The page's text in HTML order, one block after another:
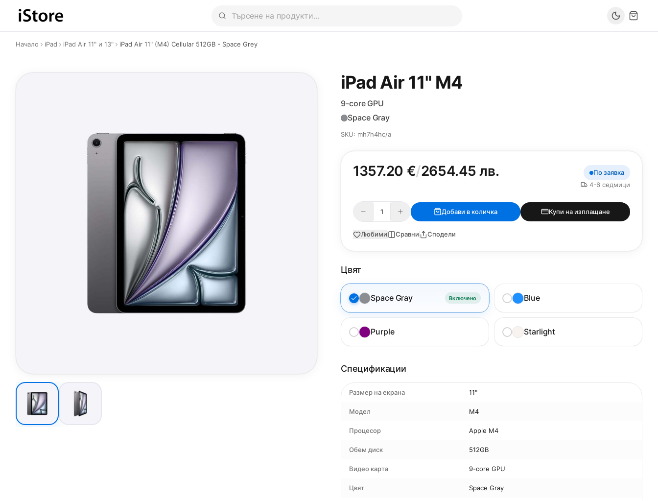
Към съдържанието
Начало iPad iPad Air 11" и 13" iPad Air 11" (M4) Cellular 512GB - Space Grey
iPad Air 11" M4
9-core GPU
Space Gray
SKU: mh7h4hc/a
1357.20 €/2654.45 лв.
По заявка
4-6 седмици
Добави в количка Купи на изплащане
Любими Сравни Сподели
Цвят
Space Gray Включено Blue
Purple Starlight
Спецификации
Размер на екрана 11"
Модел M4
Процесор Apple M4
Обем диск 512GB
Видео карта 9-core GPU
Цвят Space Gray